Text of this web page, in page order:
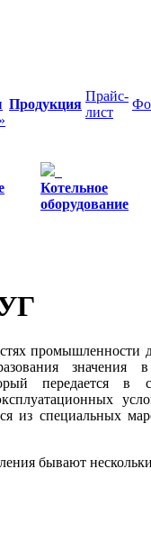
Продукция
Прайс-
лист
Котельное
оборудование
промышленности
значения
передается в
из специальных
бывают